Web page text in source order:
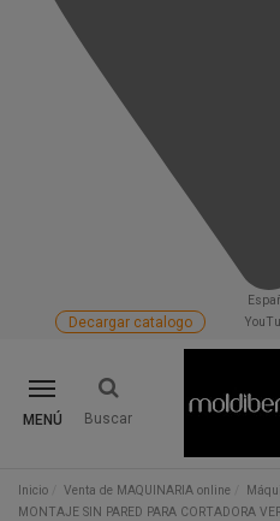
Decargar catalogo
MENÚ Buscar
Inicio Venta de MAQUINARIA online
MONTAJE SIN PARED PARA CORTADORA